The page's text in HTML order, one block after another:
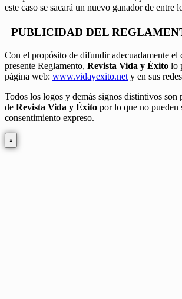
este caso se sacará un nuevo ganador de entre
PUBLICIDAD DEL
Con el propósito de difundir adecuadamente el
presente Reglamento, Revista Vida y Éxito lo
página web: www.vidayexito.net y en sus
Todos los logos y demás signos distintivos son
de Revista Vida y Éxito por lo que no pueden
consentimiento expreso.
×